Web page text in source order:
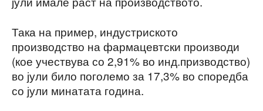
Така на пример, индустриското
производство на фармацевтски производи
(кое учествува со 2,91% во инд.призводство)
во јули било поголемо за 17,3% во споредба
со јули минатата година.